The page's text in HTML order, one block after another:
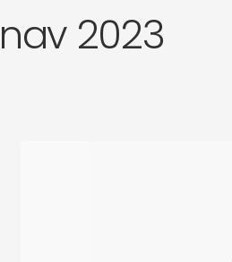
2023